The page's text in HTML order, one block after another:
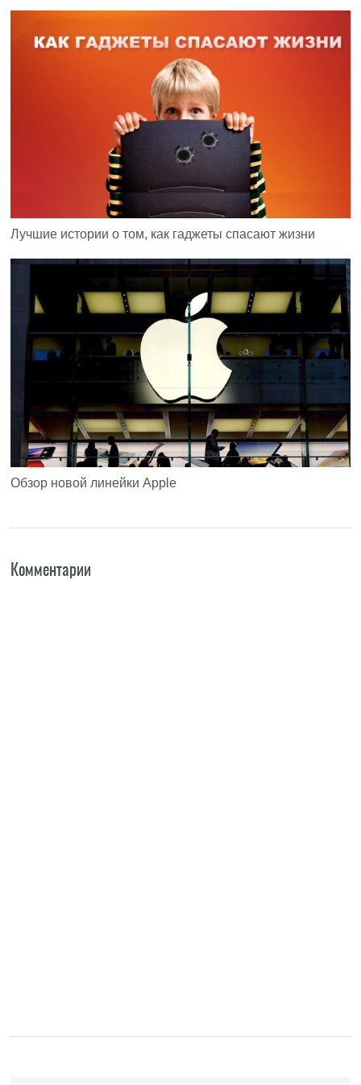
Лучшие истории о том, как гаджеты спасают жизни
Обзор новой линейки Apple
Комментарии